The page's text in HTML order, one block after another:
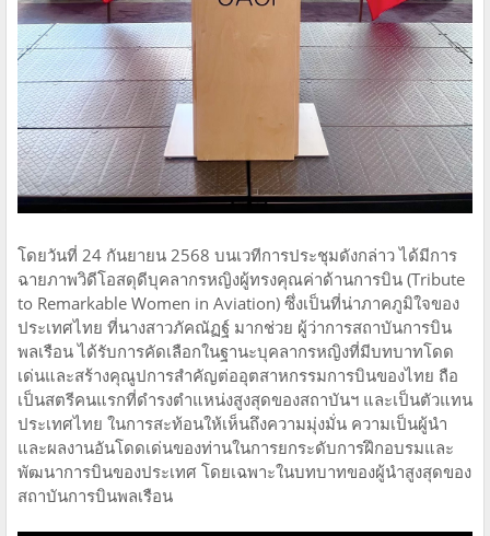
โดยวันที่ 24 กันยายน 2568 บนเวทีการประชุมดังกล่าว ได้มีการ
ฉายภาพวิดีโอสดุดีบุคลากรหญิงผู้ทรงคุณค่าด้านการบิน (Tribute
to Remarkable Women in Aviation) ซึ่งเป็นที่น่าภาคภูมิใจของ
ประเทศไทย ที่นางสาวภัคณัฏฐ์ มากช่วย ผู้ว่าการสถาบันการบิน
พลเรือน ได้รับการคัดเลือกในฐานะบุคลากรหญิงที่มีบทบาทโดด
เด่นและสร้างคุณูปการสำคัญต่ออุตสาหกรรมการบินของไทย ถือ
เป็นสตรีคนแรกที่ดำรงตำแหน่งสูงสุดของสถาบันฯ และเป็นตัวแทน
ประเทศไทย ในการสะท้อนให้เห็นถึงความมุ่งมั่น ความเป็นผู้นำ
และผลงานอันโดดเด่นของท่านในการยกระดับการฝึกอบรมและ
พัฒนาการบินของประเทศ โดยเฉพาะในบทบาทของผู้นำสูงสุดของ
สถาบันการบินพลเรือน